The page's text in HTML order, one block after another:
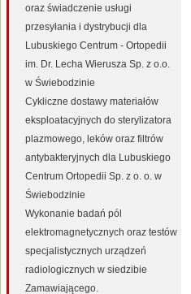
oraz świadczenie usługi
przesyłania i dystrybucji dla
Lubuskiego Centrum - Ortopedii
im. Dr. Lecha Wierusza Sp. z o.o.
w Świebodzinie
Cykliczne dostawy materiałów
eksploatacyjnych do sterylizatora
plazmowego, leków oraz filtrów
antybakteryjnych dla Lubuskiego
Centrum Ortopedii Sp. z o. o. w
Świebodzinie
Wykonanie badań pól
elektromagnetycznych oraz testów
specjalistycznych urządzeń
radiologicznych w siedzibie
Zamawiającego.